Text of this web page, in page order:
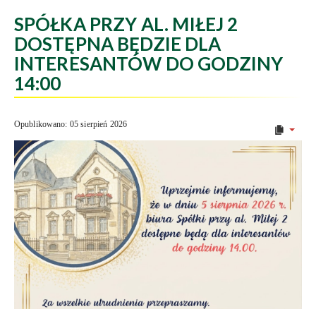
SPÓŁKA PRZY AL. MIŁEJ 2
DOSTĘPNA BĘDZIE DLA
INTERESANTÓW DO GODZINY
14:00
Opublikowano: 05 sierpień 2026